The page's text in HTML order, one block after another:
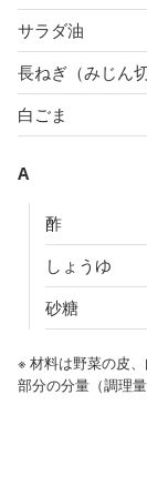
サラダ油
長ねぎ（みじん切
白ごま
A
酢
しょうゆ
砂糖
※ 材料は野菜の皮
部分の分量（調理